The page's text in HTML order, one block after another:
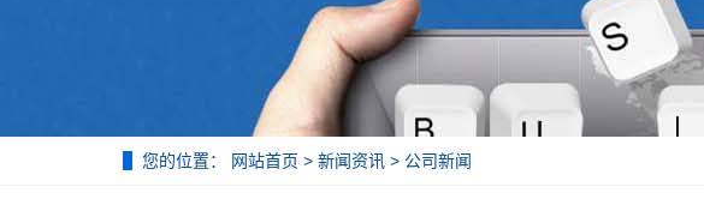
您的位置： 网站首页 > 新闻资讯 > 公司新闻